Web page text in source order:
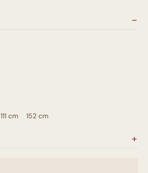
111 cm 152 cm